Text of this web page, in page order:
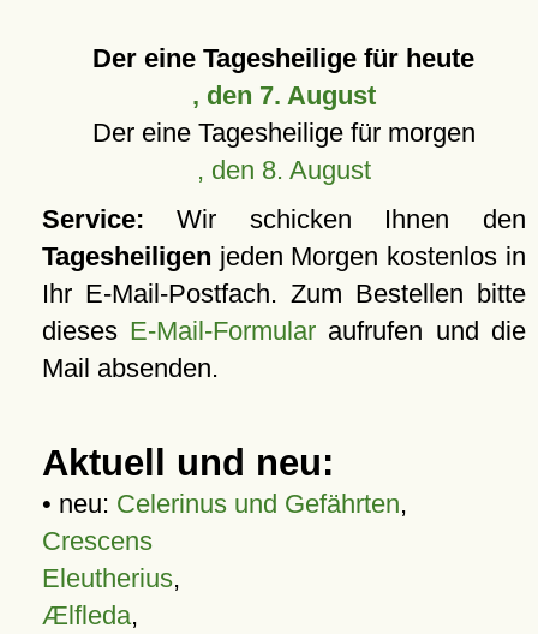
Der eine Tagesheilige für heute
, den 7. August
Der eine Tagesheilige für morgen
, den 8. August
Service: Wir schicken Ihnen den
Tagesheiligen jeden Morgen kostenlos in
Ihr E-Mail-Postfach. Zum Bestellen bitte
dieses E-Mail-Formular aufrufen und die
Mail absenden.
Aktuell und neu:
• neu: Celerinus und Gefährten,
Crescens
Eleutherius,
Ælfleda,